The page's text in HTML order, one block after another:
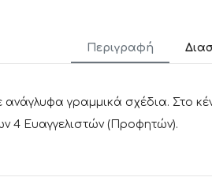
Περιγραφή
ανάγλυφα γραμμικά σχέδια.
4 Ευαγγελιστών (Προφητών).